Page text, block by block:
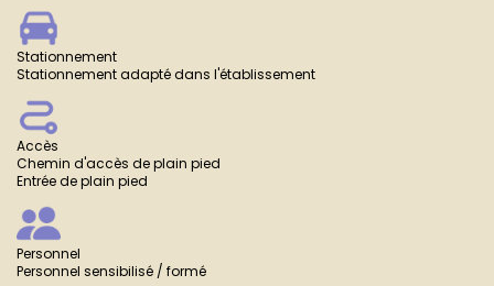
Stationnement
Stationnement adapté dans l'établissement
Accès
Chemin d'accès de plain pied
Entrée de plain pied
Personnel
Personnel sensibilisé / formé